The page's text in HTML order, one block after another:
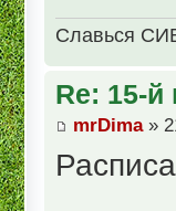
Славься
Re: 15-
mrDima»